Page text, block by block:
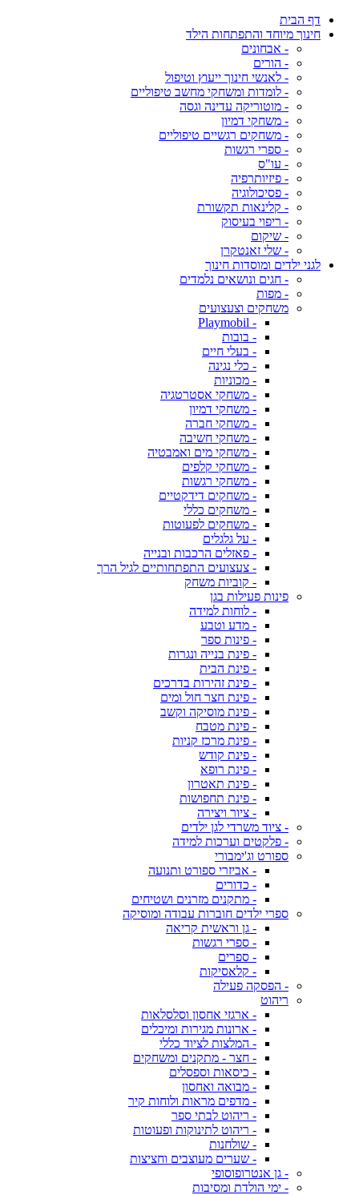
דף הבית
חינוך מיוחד והתפתחות הילד
- אבחונים
- הורים
- לאנשי חינוך ייעוץ וטיפול
- לומדות ומשחקי מחשב טיפוליים
- מוטוריקה עדינה וגסה
- משחקי דמיון
- משחקים רגשיים טיפוליים
- ספרי רגשות
- עו"ס
- פיזיותרפיה
- פסיכולוגיה
- קלינאות תקשורת
- ריפוי בעיסוק
- שיקום
- שלי זאנטקרן
לגני ילדים ומוסדות חינוך
- חגים ונושאים נלמדים
- מפות
משחקים וצעצועים
- Playmobil
- בובות
- בעלי חיים
- כלי נגינה
- מכוניות
- משחקי אסטרטגיה
- משחקי דמיון
- משחקי חברה
- משחקי חשיבה
- משחקי מים ואמבטיה
- משחקי קלפים
- משחקי רגשות
- משחקים דידקטיים
- משחקים כללי
- משחקים לפעוטות
- על גלגלים
- פאזלים הרכבות ובנייה
- צעצועים התפתחותיים לגיל הרך
- קוביות משחק
פינות פעילות בגן
- לוחות למידה
- מדע וטבע
- פינות ספר
- פינת בנייה ונגרות
- פינת הבית
- פינת זהירות בדרכים
- פינת חצר חול ומים
- פינת מוסיקה וקשב
- פינת מטבח
- פינת מרכז קניות
- פינת קודש
- פינת רופא
- פינת תאטרון
- פינת תחפושות
- ציור ויצירה
- ציוד משרדי לגן ילדים
- פלקטים וערכות למידה
ספורט וג'ימבורי
- אביזרי ספורט ותנועה
- כדורים
- מתקנים מזרנים ושטיחים
ספרי ילדים חוברות עבודה ומוסיקה
- גן וראשית קריאה
- ספרי רגשות
- ספרים
- קלאסיקות
- הפסקה פעילה
ריהוט
- ארגזי אחסון וסלסלאות
- ארונות מגירות ומיכלים
- המלצות לציוד כללי
- חצר - מתקנים ומשחקים
- כיסאות וספסלים
- מבואה ואחסון
- מדפים מראות ולוחות קיר
- ריהוט לבתי ספר
- ריהוט לתינוקות ופעוטות
- שולחנות
- שערים מעוצבים וחציצות
- גן אנטרופוסופי
- ימי הולדת ומסיבות